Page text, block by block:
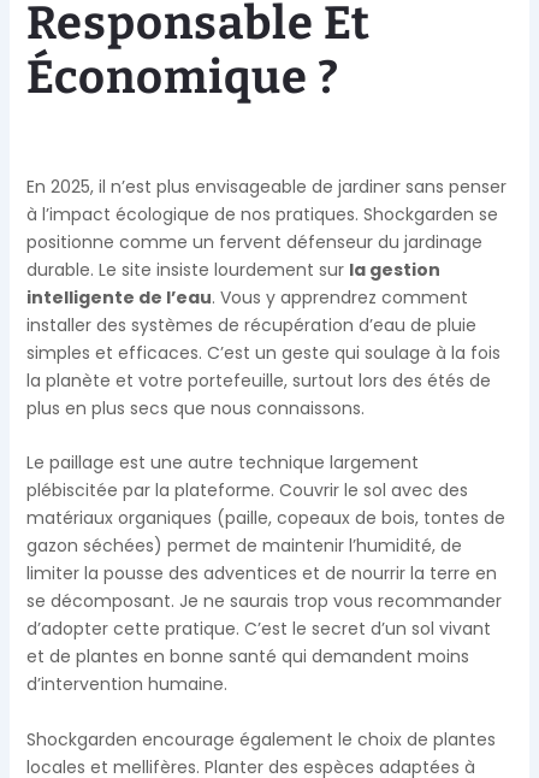
Responsable Et
Économique ?
En 2025, il n’est plus envisageable de jardiner sans penser
à l’impact écologique de nos pratiques. Shockgarden se
positionne comme un fervent défenseur du jardinage
durable. Le site insiste lourdement sur la gestion
intelligente de l’eau. Vous y apprendrez comment
installer des systèmes de récupération d’eau de pluie
simples et efficaces. C’est un geste qui soulage à la fois
la planète et votre portefeuille, surtout lors des étés de
plus en plus secs que nous connaissons.
Le paillage est une autre technique largement
plébiscitée par la plateforme. Couvrir le sol avec des
matériaux organiques (paille, copeaux de bois, tontes de
gazon séchées) permet de maintenir l’humidité, de
limiter la pousse des adventices et de nourrir la terre en
se décomposant. Je ne saurais trop vous recommander
d’adopter cette pratique. C’est le secret d’un sol vivant
et de plantes en bonne santé qui demandent moins
d’intervention humaine.
Shockgarden encourage également le choix de plantes
locales et mellifères. Planter des espèces adaptées à